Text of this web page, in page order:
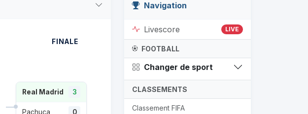
FINALE
Real Madrid 3
Pachuca 0
Navigation
Livescore LIVE
FOOTBALL
Changer de sport
CLASSEMENTS
Classement FIFA